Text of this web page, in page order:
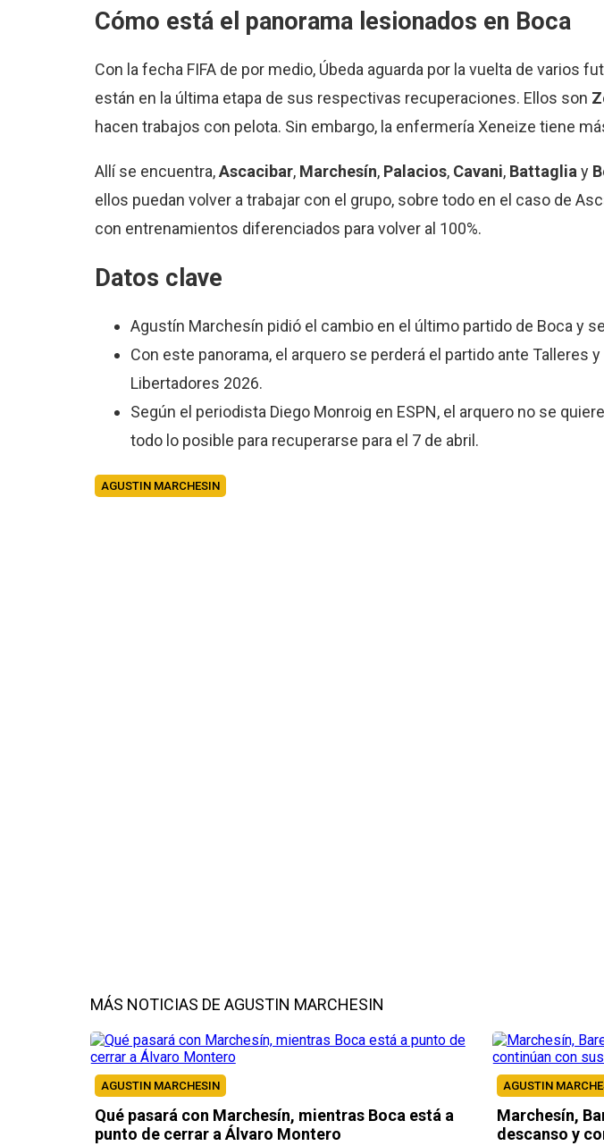
Cómo está el panorama lesionados en Boca
Con la fecha FIFA de por medio, Úbeda aguarda por la vuelta de varios
están en la última etapa de sus respectivas recuperaciones. Ellos son
hacen trabajos con pelota. Sin embargo, la enfermería Xeneize tiene
Allí se encuentra,Ascacibar, Marchesín, Palacios, Cavani, Battagliay
ellos puedan volver a trabajar con el grupo, sobre todo en el caso de
con entrenamientos diferenciados para volver al 100%.
Datos clave
Agustín Marchesín pidió el cambio en el último partido de Boca y
Con este panorama, el arquero se perderá el partido ante Talleres
Libertadores 2026.
Según el periodista Diego Monroig en ESPN, el arquero no se
todo lo posible para recuperarse para el 7 de abril.
AGUSTIN MARCHESIN
MÁS NOTICIAS DE AGUSTIN MARCHESIN
AGUSTIN MARCHESIN
Qué pasará con Marchesín, mientras Boca está a
punto de cerrar a Álvaro Montero
AGUSTIN
Marchesín,
descanso y